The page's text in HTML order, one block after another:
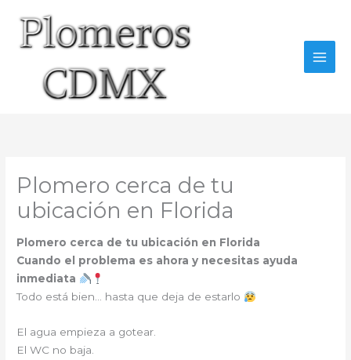
contenido
Plomero cerca de tu
ubicación en Florida
Plomero cerca de tu ubicación en Florida
Cuando el problema es ahora y necesitas ayuda
inmediata
Todo está bien… hasta que deja de estarlo
El agua empieza a gotear.
El WC no baja.